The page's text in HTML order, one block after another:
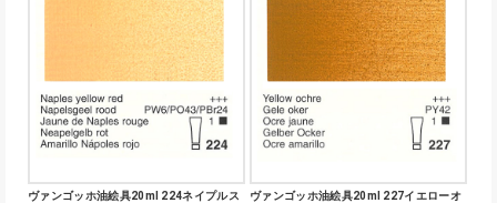
ヴァンゴッホ油絵具20ml 224ネイプルス
ヴァンゴッホ油絵具20ml 227イエローオ